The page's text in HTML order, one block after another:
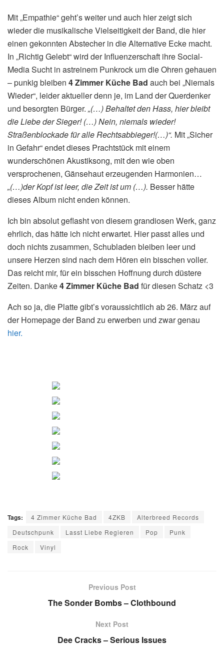
Mit „Empathie“ geht’s weiter und auch hier zeigt sich
wieder die musikalische Vielseitigkeit der Band, die hier
einen gekonnten Abstecher in die Alternative Ecke macht.
In „Richtig Gelebt“ wird der Influenzerschaft ihre Social-
Media Sucht in astreinem Punkrock um die Ohren gehauen
– punkig bleiben 4 Zimmer Küche Bad auch bei „Niemals
Wieder“, leider aktueller denn je, im Land der Querdenker
und besorgten Bürger. „(…) Behaltet den Hass, hier bleibt
die Liebe der Sieger! (…) Nein, niemals wieder!
Straßenblockade für alle Rechtsabbieger!(…)“. Mit „Sicher
in Gefahr“ endet dieses Prachtstück mit einem
wunderschönen Akustiksong, mit den wie oben
versprochenen, Gänsehaut erzeugenden Harmonien…
„(…)der Kopf ist leer, die Zeit ist um (…). Besser hätte
dieses Album nicht enden können.
Ich bin absolut geflasht von diesem grandiosen Werk, ganz
ehrlich, das hätte ich nicht erwartet. Hier passt alles und
doch nichts zusammen, Schubladen bleiben leer und
unsere Herzen sind nach dem Hören ein bisschen voller.
Das reicht mir, für ein bisschen Hoffnung durch düstere
Zeiten. Danke4 Zimmer Küche Bad für diesen Schatz <3
Ach so ja, die Platte gibt’s voraussichtlich ab 26. März auf
der Homepage der Band zu erwerben und zwar genau
hier.
Tags: 4 Zimmer Küche Bad 4ZKB
Alterbreed Records
Deutschpunk
Lasst Liebe Regieren Pop
Punk
Rock
Vinyl
Previous Post
The Sonder Bombs – Clothbound
Next Post
Dee Cracks – Serious Issues